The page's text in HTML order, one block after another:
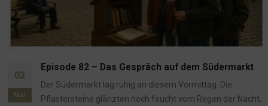
03
Mai
Episode 82 – Das Gespräch auf dem Südermarkt
Der Südermarkt lag ruhig an diesem Vormittag. Die
Pflastersteine glänzten noch feucht vom Regen der Nacht,